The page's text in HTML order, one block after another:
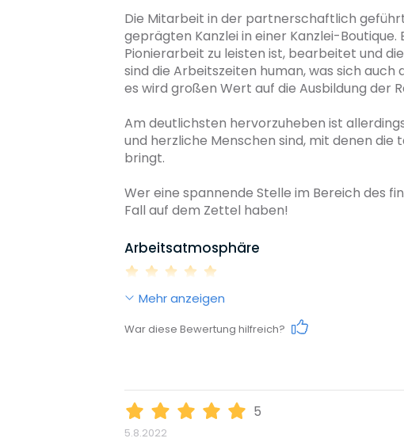
Reputation
Diversity
Umweltbewusstsein
Die Mitarbeit in der partnerschaftlich
geprägten Kanzlei in einer Kanzlei-
Pionierarbeit zu leisten ist, bearbeitet und
sind die Arbeitszeiten human, was sich
es wird großen Wert auf die Ausbildung der
Am deutlichsten hervorzuheben ist
und herzliche Menschen sind, mit denen
bringt.
Wer eine spannende Stelle im Bereich des
Fall auf dem Zettel haben!
Arbeitsatmosphäre
Mehr anzeigen
War diese Bewertung hilfreich?
5
5.8.2022